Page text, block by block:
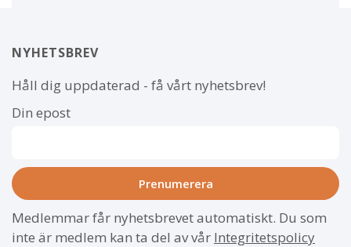
NYHETSBREV
Håll dig uppdaterad - få vårt nyhetsbrev!
Din epost
Medlemmar får nyhetsbrevet automatiskt. Du som
inte är medlem kan ta del av vår Integritetspolicy